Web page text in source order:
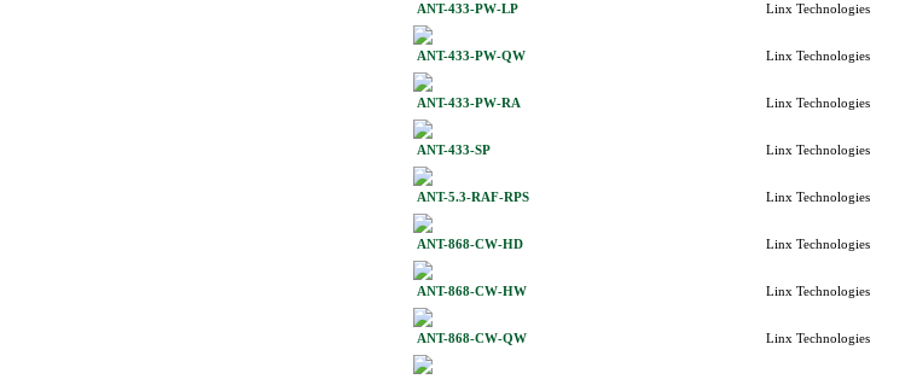
ANT-433-PW-LP Linx Technologies
ANT-433-PW-QW Linx Technologies
ANT-433-PW-RA Linx Technologies
ANT-433-SP Linx Technologies
ANT-5.3-RAF-RPS Linx Technologies
ANT-868-CW-HD Linx Technologies
ANT-868-CW-HW Linx Technologies
ANT-868-CW-QW Linx Technologies